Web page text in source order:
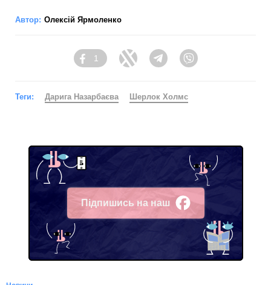
Автор: Олексій Ярмоленко
Facebook
1
Twitter Telegram
Теги: Дарига Назарбаєва Шерлок Холмс
Підпишись на наш
Facebook